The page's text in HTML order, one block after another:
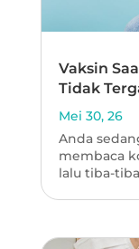
Vaksin
Tidak
Mei 30, 26
Anda
membaca
lalu tiba-